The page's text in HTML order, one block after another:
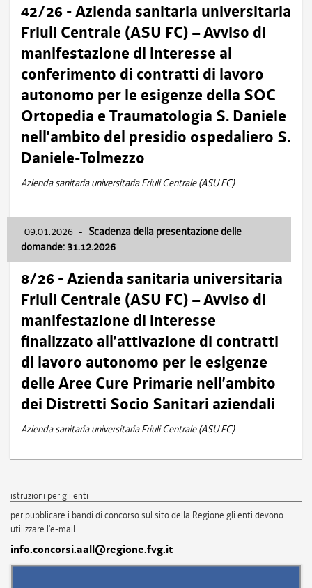
42/26 - Azienda sanitaria universitaria
Friuli Centrale (ASU FC) – Avviso di
manifestazione di interesse al
conferimento di contratti di lavoro
autonomo per le esigenze della SOC
Ortopedia e Traumatologia S. Daniele
nell’ambito del presidio ospedaliero S.
Daniele-Tolmezzo
Azienda sanitaria universitaria Friuli Centrale (ASU FC)
09.01.2026 - Scadenza della presentazione delle
domande: 31.12.2026
8/26 - Azienda sanitaria universitaria
Friuli Centrale (ASU FC) – Avviso di
manifestazione di interesse
finalizzato all’attivazione di contratti
di lavoro autonomo per le esigenze
delle Aree Cure Primarie nell’ambito
dei Distretti Socio Sanitari aziendali
Azienda sanitaria universitaria Friuli Centrale (ASU FC)
istruzioni per gli enti
per pubblicare i bandi di concorso sul sito della Regione gli enti devono
utilizzare l'e-mail
info.concorsi.aall@regione.fvg.it